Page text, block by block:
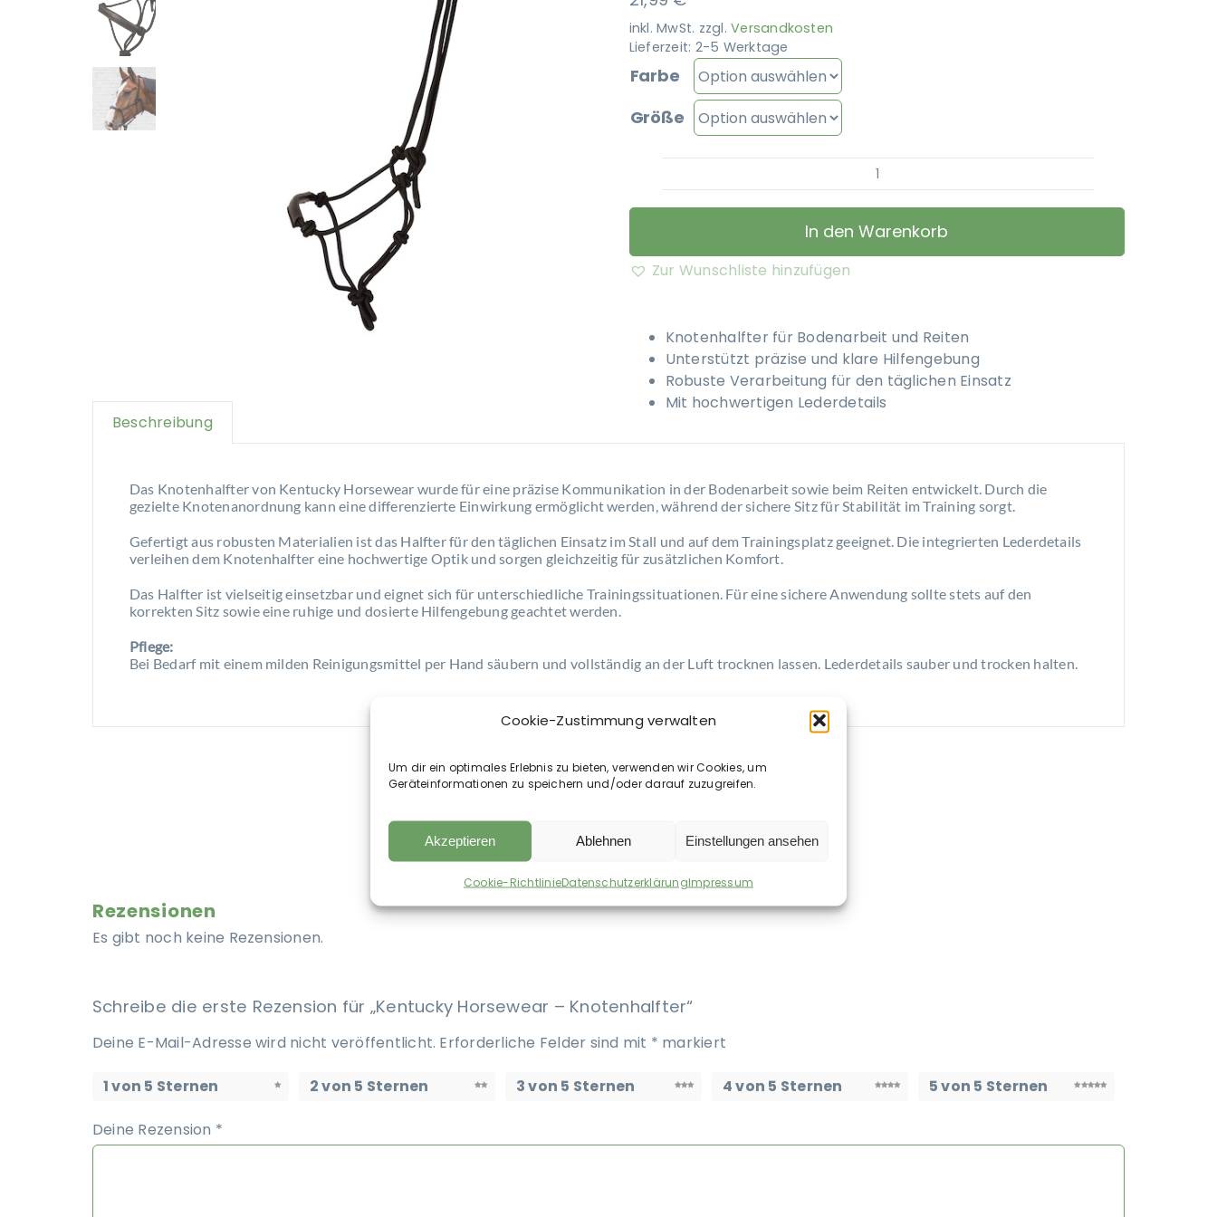
Cookie-Zustimmung verwalten
Um dir ein optimales Erlebnis zu bieten, verwenden wir Cookies, um
Geräteinformationen zu speichern und/oder darauf zuzugreifen.
Akzeptieren Ablehnen Einstellungen ansehen
Cookie-RichtlinieDatenschutzerklärungImpressum
inkl. MwSt. zzgl.Versandkosten
Lieferzeit: 2-5 Werktage
Farbe
Größe
Kentucky
Horsewear
-
In den Warenkorb
Zur Wunschliste hinzufügen
Knotenhalfter für Bodenarbeit und Reiten
Unterstützt präzise und klare Hilfengebung
Robuste Verarbeitung für den täglichen Einsatz
Mit hochwertigen Lederdetails
Beschreibung
Das Knotenhalfter von Kentucky Horsewear wurde für eine präzise Kommunikation in der Bodenarbeit sowie beim Reiten entwickelt. Durch die
gezielte Knotenanordnung kann eine differenzierte Einwirkung ermöglicht werden, während der sichere Sitz für Stabilität im Training sorgt.
Gefertigt aus robusten Materialien ist das Halfter für den täglichen Einsatz im Stall und auf dem Trainingsplatz geeignet. Die integrierten Lederdetails
verleihen dem Knotenhalfter eine hochwertige Optik und sorgen gleichzeitig für zusätzlichen Komfort.
Das Halfter ist vielseitig einsetzbar und eignet sich für unterschiedliche Trainingssituationen. Für eine sichere Anwendung sollte stets auf den
korrekten Sitz sowie eine ruhige und dosierte Hilfengebung geachtet werden.
Pflege:
Bei Bedarf mit einem milden Reinigungsmittel per Hand säubern und vollständig an der Luft trocknen lassen. Lederdetails sauber und trocken halten.
Rezensionen
Es gibt noch keine Rezensionen.
Schreibe die erste Rezension für „Kentucky Horsewear – Knotenhalfter“
Deine E-Mail-Adresse wird nicht veröffentlicht. Erforderliche Felder sind mit * markiert
1 von 5 Sternen 2 von 5 Sternen 3 von 5 Sternen 4 von 5 Sternen 5 von 5 Sternen
Deine Rezension *